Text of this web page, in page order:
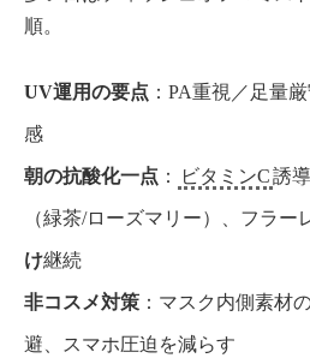
順。
UV運用の要点 ：PA重視／足量
感
朝の抗酸化一点 ： ビタミンC誘
（緑茶/ローズマリー）、フラー
け継続
非コスメ対策 ：マスク内側素材
避、スマホ圧迫を減らす